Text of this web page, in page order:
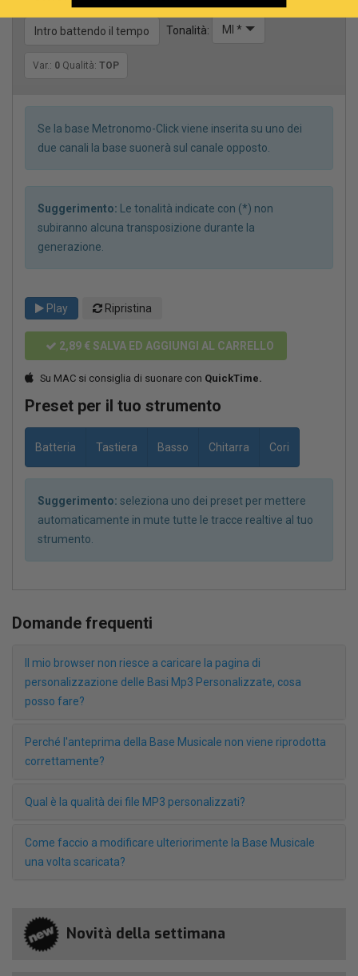
Intro battendo il tempo Tonalità: MI *
Var.: 0 Qualità: TOP
Se la base Metronomo-Click viene inserita su uno dei
due canali la base suonerà sul canale opposto.
Suggerimento: Le tonalità indicate con (*) non
subiranno alcuna transposizione durante la
generazione.
Play Ripristina
2,89 € SALVA ED AGGIUNGI AL CARRELLO
Su MAC si consiglia di suonare con QuickTime.
Preset per il tuo strumento
Batteria Tastiera Basso Chitarra Cori
Suggerimento: seleziona uno dei preset per mettere
automaticamente in mute tutte le tracce realtive al tuo
strumento.
Domande frequenti
Il mio browser non riesce a caricare la pagina di
personalizzazione delle Basi Mp3 Personalizzate, cosa
posso fare?
Perché l'anteprima della Base Musicale non viene riprodotta
correttamente?
Qual è la qualità dei file MP3 personalizzati?
Come faccio a modificare ulteriorimente la Base Musicale
una volta scaricata?
Novità della settimana